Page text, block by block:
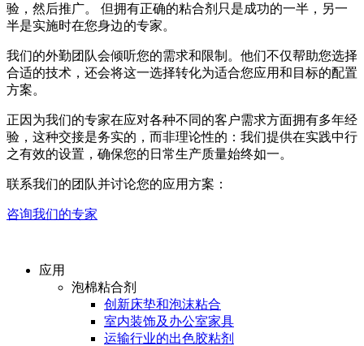
验，然后推广。 但拥有正确的粘合剂只是成功的一半，另一
半是实施时在您身边的专家。
我们的外勤团队会倾听您的需求和限制。他们不仅帮助您选择
合适的技术，还会将这一选择转化为适合您应用和目标的配置
方案。
正因为我们的专家在应对各种不同的客户需求方面拥有多年经
验，这种交接是务实的，而非理论性的：我们提供在实践中行
之有效的设置，确保您的日常生产质量始终如一。
联系我们的团队并讨论您的应用方案：
咨询我们的专家
应用
泡棉粘合剂
创新床垫和泡沫粘合
室内装饰及办公室家具
运输行业的出色胶粘剂